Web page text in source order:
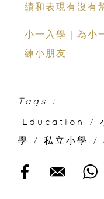
績和表現有沒有
小一入學｜為小
練小朋友
Tags :
Education
/
學
/ 私立小學 /